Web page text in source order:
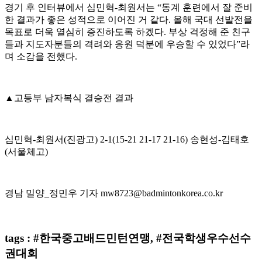
경기 후 인터뷰에서 심민혁-최원서는 “동계 훈련에서 잘 준비
한 결과가 좋은 성적으로 이어진 거 같다. 올해 국대 선발전을
목표로 더욱 열심히 증진하도록 하겠다. 부상 걱정해 준 친구
들과 지도자분들의 격려와 응원 덕분에 우승할 수 있었다”라
며 소감을 전했다.
▲ 고등부 남자복식 결승전 결과
심민혁-최원서(진광고) 2-1(15-21 21-17 21-16) 송현성-김태호
(서울체고)
경남 밀양 정민우 기자 mw8723@badmintonkorea.co.kr
tags : #한국중고배드민턴연맹, #전국학생우수선수
권대회